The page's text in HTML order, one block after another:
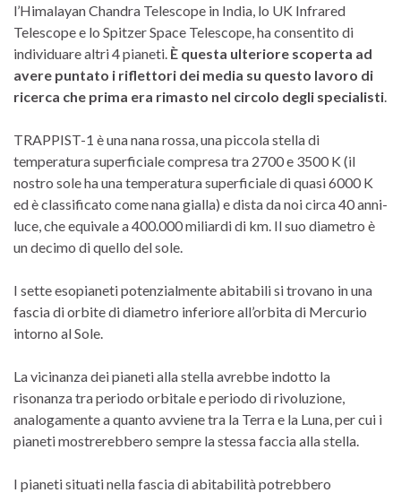
l’Himalayan Chandra Telescope in India, lo UK Infrared
Telescope e lo Spitzer Space Telescope, ha consentito di
individuare altri 4 pianeti. È questa ulteriore scoperta ad
avere puntato i riflettori dei media su questo lavoro di
ricerca che prima era rimasto nel circolo degli specialisti
TRAPPIST-1 è una nana rossa, una piccola stella di
temperatura superficiale compresa tra 2700 e 3500 K (il
nostro sole ha una temperatura superficiale di quasi 6000 K
ed è classificato come nana gialla) e dista da noi circa 40 anni-
luce, che equivale a 400.000 miliardi di km. Il suo diametro è
un decimo di quello del sole.
I sette esopianeti potenzialmente abitabili si trovano in una
fascia di orbite di diametro inferiore all’orbita di Mercurio
intorno al Sole.
La vicinanza dei pianeti alla stella avrebbe indotto la
risonanza tra periodo orbitale e periodo di rivoluzione,
analogamente a quanto avviene tra la Terra e la Luna, per cui i
pianeti mostrerebbero sempre la stessa faccia alla stella.
I pianeti situati nella fascia di abitabilità potrebbero